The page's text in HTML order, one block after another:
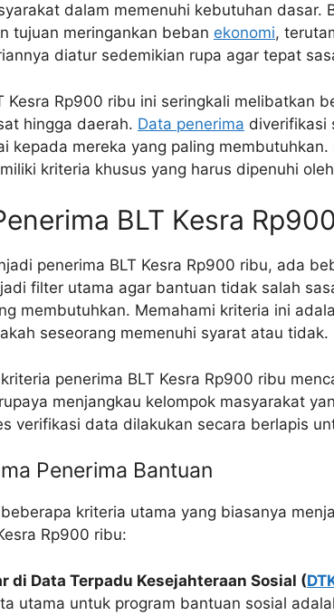
dalam memenuhi kebutuhan dasar.
tujuan meringankan beban ekonomi,
diatur sedemikian rupa agar tepat
Kesra Rp900 ribu ini seringkali melibatkan
hingga daerah. Data penerima diverifikasi
kepada mereka yang paling
kriteria khusus yang harus dipenuhi
BLT Kesra
penerima BLT Kesra Rp900 ribu, ada
filter utama agar bantuan tidak salah
membutuhkan. Memahami kriteria ini
seseorang memenuhi syarat atau tidak.
penerima BLT Kesra Rp900 ribu
menjangkau kelompok masyarakat
verifikasi data dilakukan secara berlapis
Penerima Bantuan
kriteria utama yang biasanya
Rp900 ribu:
di Data Terpadu Kesejahteraan Sosial (
utama untuk program bantuan sosial